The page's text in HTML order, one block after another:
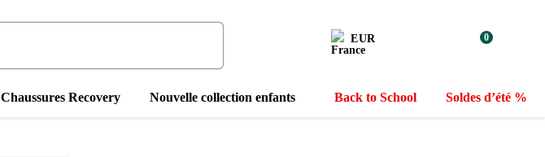
EUR 0
Chaussures Recovery Nouvelle collection enfants Back to School Soldes d’été %